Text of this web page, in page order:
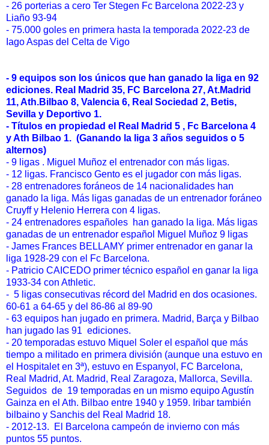
- 26 porterias a cero Ter Stegen Fc Barcelona 2022-23 y
Liaño 93-94
- 75.000 goles en primera hasta la temporada 2022-23 de
Iago Aspas del Celta de Vigo
- 9 equipos son los únicos que han ganado la liga en 92
ediciones. Real Madrid 35, FC Barcelona 27, At.Madrid
11, Ath.Bilbao 8, Valencia 6, Real Sociedad 2, Betis,
Sevilla y Deportivo 1.
- Títulos en propiedad el Real Madrid 5 , Fc Barcelona 4
y Ath Bilbao 1. (Ganando la liga 3 años seguidos o 5
alternos)
- 9 ligas . Miguel Muñoz el entrenador con más ligas.
- 12 ligas. Francisco Gento es el jugador con más ligas.
- 28 entrenadores foráneos de 14 nacionalidades han
ganado la liga. Más ligas ganadas de un entrenador foráneo
Cruyff y Helenio Herrera con 4 ligas.
- 24 entrenadores españoles han ganado la liga. Más ligas
ganadas de un entrenador español Miguel Muñoz 9 ligas
- James Frances BELLAMY primer entrenador en ganar la
liga 1928-29 con el Fc Barcelona.
- Patricio CAICEDO primer técnico español en ganar la liga
1933-34 con Athletic.
- 5 ligas consecutivas récord del Madrid en dos ocasiones.
60-61 a 64-65 y del 86-86 al 89-90
- 63 equipos han jugado en primera. Madrid, Barça y Bilbao
han jugado las 91 ediciones.
- 20 temporadas estuvo Miquel Soler el español que más
tiempo a militado en primera división (aunque una estuvo en
el Hospitalet en 3ª), estuvo en Espanyol, FC Barcelona,
Real Madrid, At. Madrid, Real Zaragoza, Mallorca, Sevilla.
Seguidos de 19 temporadas en un mismo equipo Agustín
Gainza en el Ath. Bilbao entre 1940 y 1959. Iribar también
bilbaino y Sanchis del Real Madrid 18.
- 2012-13. El Barcelona campeón de invierno con más
puntos 55 puntos.